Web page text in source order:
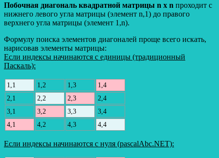
Побочная диагональ квадратной матрицы n x n проходит с
нижнего левого угла матрицы (элемент n,1) до правого
верхнего угла матрицы (элемент 1,n).
Формулу поиска элементов диагоналей проще всего искать,
нарисовав элементы матрицы:
Если индексы начинаются с единицы (традиционный
Паскаль):
1,1 1,2 1,3
1,4
2,1
2,2 2,3
2,4
3,1
3,2 3,3
3,4
4,1
4,2 4,3 4,4
Если индексы начинаются с нуля (pascalAbc.NET):